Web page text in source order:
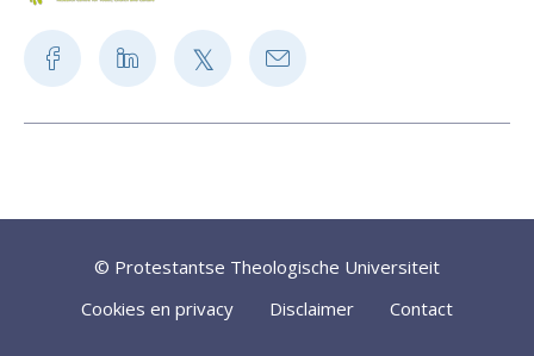
© Protestantse Theologische Universiteit
Cookies en privacy
Disclaimer Contact